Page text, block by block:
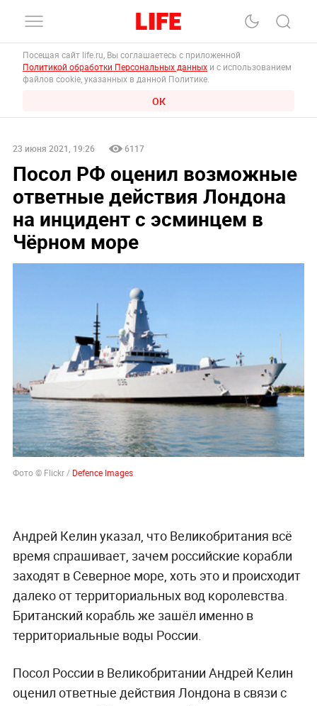
Посещая сайт life.ru, Вы соглашаетесь с приложенной
Политикой обработки Персональных данных и с использованием
файлов cookie, указанных в данной Политике.
ОК
23 июня 2021, 19:26 6117
Посол РФ оценил возможные
ответные действия Лондона
на инцидент с эсминцем в
Чёрном море
Фото © Flickr / Defence Images
Андрей Келин указал, что Великобритания всё
время спрашивает, зачем российские корабли
заходят в Северное море, хоть это и происходит
далеко от территориальных вод королевства.
Британский корабль же зашёл именно в
территориальные воды России.
Посол России в Великобритании Андрей Келин
оценил ответные действия Лондона в связи с